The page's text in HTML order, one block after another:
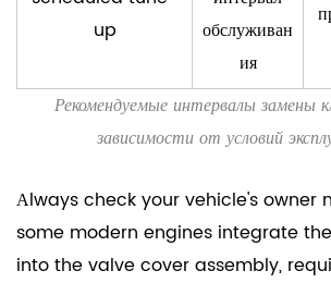
Рекомендуемые интервалы замены
зависимости от условий
up
обслуживан
ия
Аlways check your vehicle's owner
some modern engines integrate
into the valve cover assembly,